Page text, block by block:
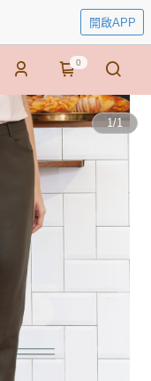
開啟APP
0
1/1